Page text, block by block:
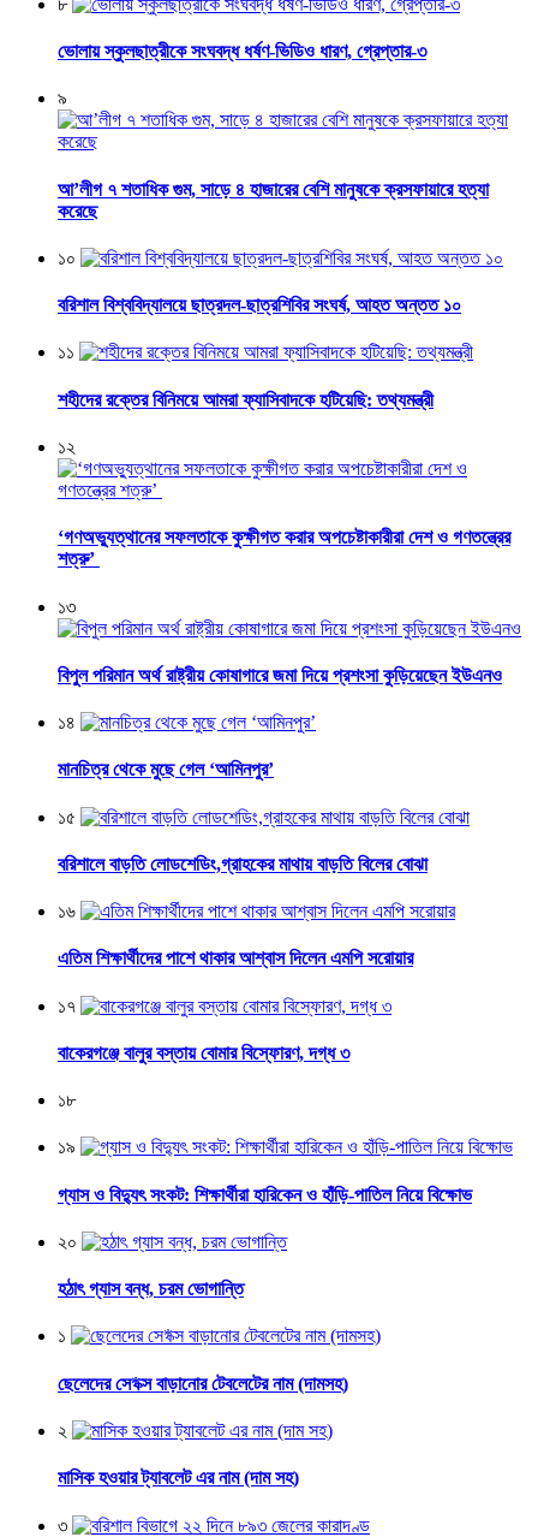
ভোলায় স্কুলছাত্রীকে সংঘবদ্ধ ধর্ষণ-ভিডিও ধারণ, গ্রেপ্তার-৩
৯
আ’লীগ ৭ শতাধিক গুম, সাড়ে ৪ হাজারের বেশি মানুষকে ক্রসফায়ারে হত্যা
করেছে
১০
বরিশাল বিশ্ববিদ্যালয়ে ছাত্রদল-ছাত্রশিবির সংঘর্ষ, আহত অন্তত ১০
১১
শহীদের রক্তের বিনিময়ে আমরা ফ্যাসিবাদকে হটিয়েছি: তথ্যমন্ত্রী
১২
‘গণঅভ্যুত্থানের সফলতাকে কুক্ষীগত করার অপচেষ্টাকারীরা দেশ ও গণতন্ত্রের
শত্রু’
১৩
বিপুল পরিমান অর্থ রাষ্ট্রীয় কোষাগারে জমা দিয়ে প্রশংসা কুড়িয়েছেন ইউএনও
১৪
মানচিত্র থেকে মুছে গেল ‘আমিনপুর’
১৫
বরিশালে বাড়তি লোডশেডিং,গ্রাহকের মাথায় বাড়তি বিলের বোঝা
১৬
এতিম শিক্ষার্থীদের পাশে থাকার আশ্বাস দিলেন এমপি সরোয়ার
১৭
বাকেরগঞ্জে বালুর বস্তায় বোমার বিস্ফোরণ, দগ্ধ ৩
১৮
১৯
গ্যাস ও বিদ্যুৎ সংকট: শিক্ষার্থীরা হারিকেন ও হাঁড়ি-পাতিল নিয়ে বিক্ষোভ
২০
হঠাৎ গ্যাস বন্ধ, চরম ভোগান্তি
১
ছেলেদের সে*ক্স বাড়ানোর টেবলেটের নাম (দামসহ)
২
মাসিক হওয়ার ট্যাবলেট এর নাম (দাম সহ)
৩